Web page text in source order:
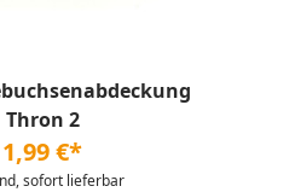
Thron 2
1,99 €*
sofort lieferbar